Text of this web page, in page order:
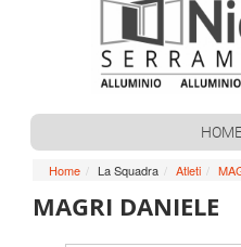
Home / La Squadra / Atleti /
MAGRI DANIELE